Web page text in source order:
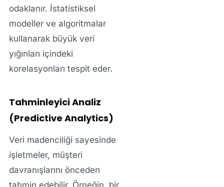
odaklanır. İstatistiksel
modeller ve algoritmalar
kullanarak büyük veri
yığınları içindeki
korelasyonları tespit eder.
Tahminleyici Analiz
(Predictive Analytics)
Veri madenciliği sayesinde
işletmeler, müşteri
davranışlarını önceden